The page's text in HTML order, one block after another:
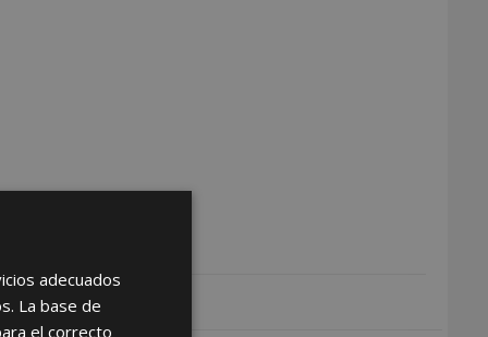
adecuados
La base de
el correcto